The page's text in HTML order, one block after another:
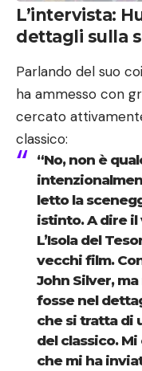
L’intervista:
dettagli sulla
Parlando del suo
ha ammesso con
cercato
classico:
“No, non è
letto la
istinto. A dire il
L’Isola del
vecchi film.
John Silver,
fosse nel
che si tratta di
del classico.
che mi ha